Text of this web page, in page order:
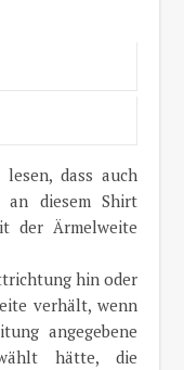
dass auch
diesem Shirt
der Ärmelweite
hin oder
verhält, wenn
angegebene
hätte, die